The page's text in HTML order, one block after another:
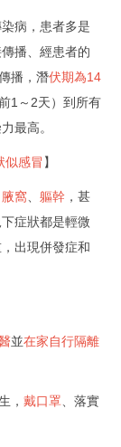
病，患者多是
播、經患者的
播，潛伏期為14
1～2天）到所有
最高。
似感冒 】
腋窩 軀幹 ，甚
症狀都是輕微
出現併發症和
並在家自行隔離
， 戴口罩 、落實